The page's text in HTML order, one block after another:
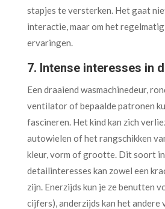
stapjes te versterken. Het gaat
interactie, maar om het regelmatig
ervaringen.
7. Intense interesses in
Een draaiend wasmachinedeur,
ventilator of bepaalde patronen
fascineren. Het kind kan zich
autowielen of het rangschikken
kleur, vorm of grootte. Dit soort
detailinteresses kan zowel een
zijn. Enerzijds kun je ze benutten
cijfers), anderzijds kan het andere